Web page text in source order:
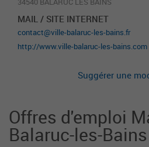
MAIL / SITE INTERNET
contact@ville-balaruc-les-bains.fr
http://www.ville-balaruc-les-bains.com
Suggérer une
Offres d'emploi
Balaruc-les-Bains